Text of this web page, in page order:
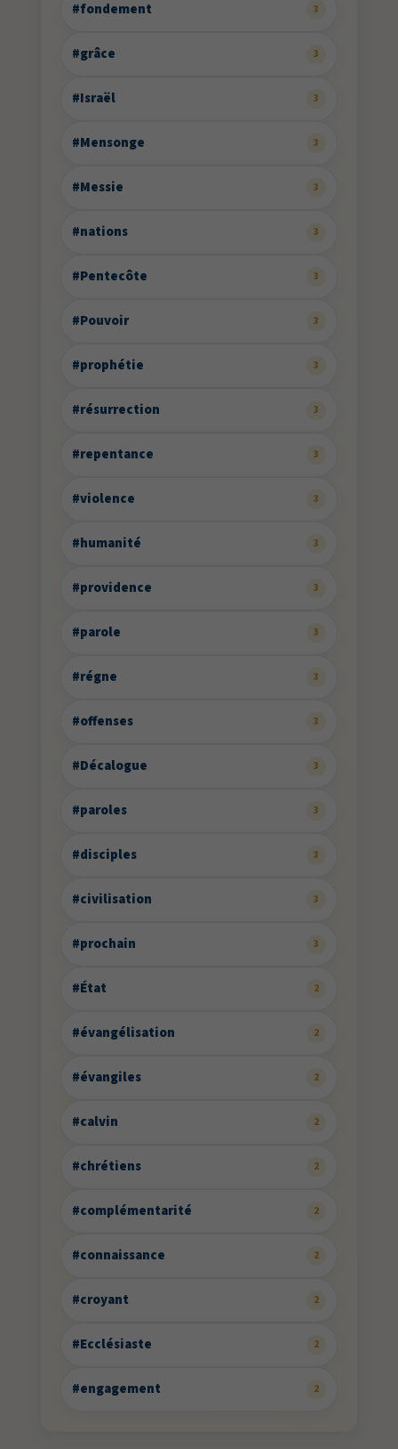
#fondement 3
#grâce 3
#Israël 3
#Mensonge 3
#Messie 3
#nations 3
#Pentecôte 3
#Pouvoir 3
#prophétie 3
#résurrection 3
#repentance 3
#violence 3
#humanité 3
#providence 3
#parole 3
#régne 3
#offenses 3
#Décalogue 3
#paroles 3
#disciples 3
#civilisation 3
#prochain 3
#État 2
#évangélisation 2
#évangiles 2
#calvin 2
#chrétiens 2
#complémentarité 2
#connaissance 2
#croyant 2
#Ecclésiaste 2
#engagement 2